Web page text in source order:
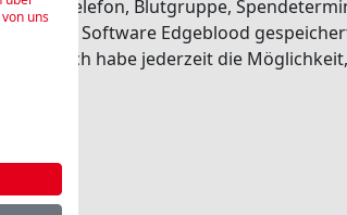
Mail, Telefon, Blutgruppe,
Software Edgeblood
Ich habe jederzeit die
uns